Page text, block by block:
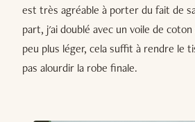
est très agréable à porter du fait de
part, j'ai doublé avec un voile de
peu plus léger, cela suffit à rendre le
pas alourdir la robe finale.